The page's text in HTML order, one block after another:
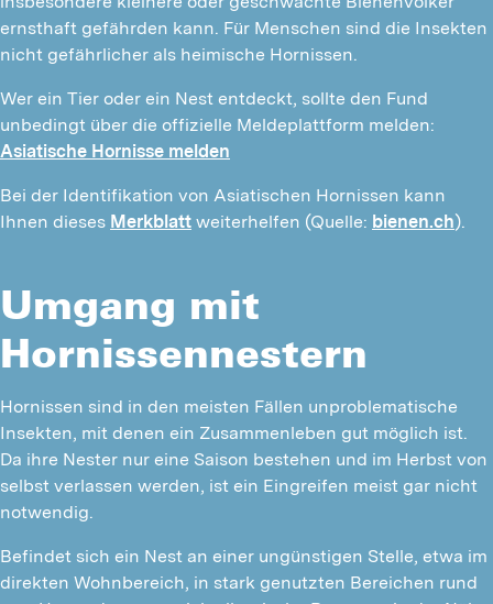
ernsthaft gefährden kann. Für Menschen sind die Insekten
nicht gefährlicher als heimische Hornissen.
Wer ein Tier oder ein Nest entdeckt, sollte den Fund
unbedingt über die offizielle Meldeplattform melden:
Asiatische Hornisse melden
Bei der Identifikation von Asiatischen Hornissen kann
Ihnen dieses Merkblatt weiterhelfen (Quelle: bienen.ch).
Umgang mit
Hornissennestern
Hornissen sind in den meisten Fällen unproblematische
Insekten, mit denen ein Zusammenleben gut möglich ist.
Da ihre Nester nur eine Saison bestehen und im Herbst von
selbst verlassen werden, ist ein Eingreifen meist gar nicht
notwendig.
Befindet sich ein Nest an einer ungünstigen Stelle, etwa im
direkten Wohnbereich, in stark genutzten Bereichen rund